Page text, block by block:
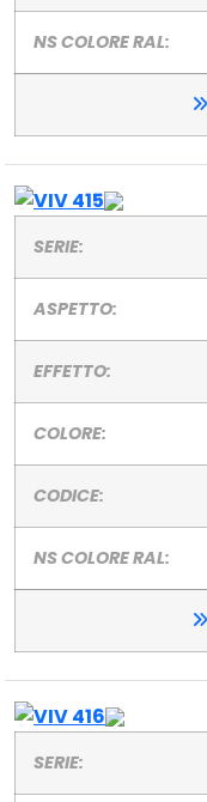
NS COLORE RAL:
SERIE:
ASPETTO:
EFFETTO:
COLORE:
CODICE:
NS COLORE RAL:
SERIE: